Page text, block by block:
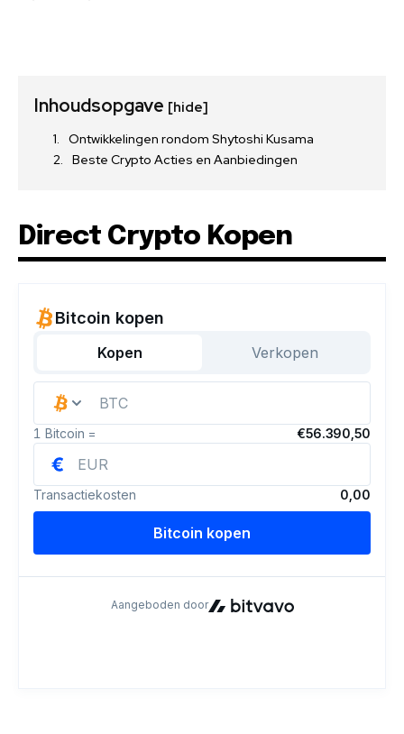
Inhoudsopgave [hide]
Ontwikkelingen rondom Shytoshi Kusama
Beste Crypto Acties en Aanbiedingen
Direct Crypto Kopen